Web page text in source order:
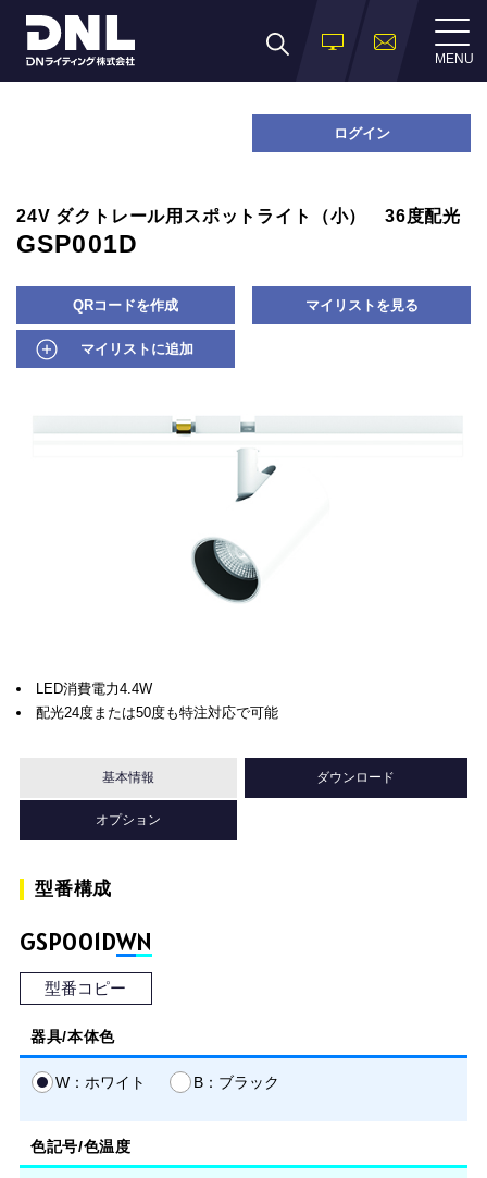
MENU
ログイン
24V ダクトレール用スポットライト（小） 36度配光
GSP001D
QRコードを作成 マイリストを見る
マイリストに追加
LED消費電力4.4W
配光24度または50度も特注対応で可能
基本情報 ダウンロード
オプション
型番構成
GSP001DWN
型番コピー
器具/本体色
W：ホワイト B：ブラック
色記号/色温度